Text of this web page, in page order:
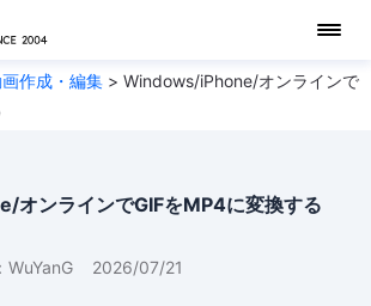
作成・編集 > Windows/iPhone/オンラインで
ンラインでGIFをMP4に変換する
WuYanG 2026/07/21